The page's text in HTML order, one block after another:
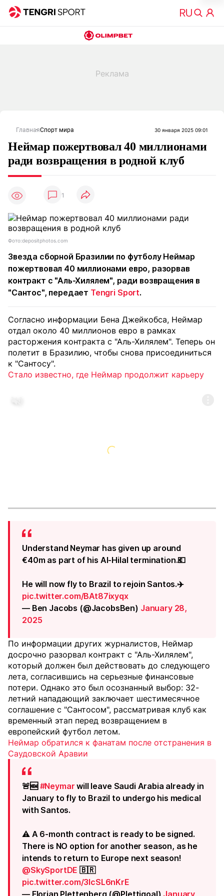
ГлавнаяСпорт мира 30 января 2025 09:01
Неймар пожертвовал 40 миллионами
ради возвращения в родной клуб
1
Фото:depositphotos.com
Звезда сборной Бразилии по футболу Неймар
пожертвовал 40 миллионами евро, разорвав
контракт с "Аль-Хилялем", ради возвращения в
"Сантос", передает Tengri Sport.
Согласно информации Бена Джейкобса, Неймар
отдал около 40 миллионов евро в рамках
расторжения контракта с "Аль-Хилялем". Теперь он
полетит в Бразилию, чтобы снова присоединиться
к "Сантосу".
Стало известно, где Неймар продолжит карьеру
Understand Neymar has given up around
€40m as part of his Al-Hilal termination.💶
He will now fly to Brazil to rejoin Santos.✈️
pic.twitter.com/BAt87ixyqx
— Ben Jacobs (@JacobsBen) January 28,
2025
По информации других журналистов, Неймар
досрочно разорвал контракт с "Аль-Хилялем",
который должен был действовать до следующего
лета, согласившись на серьезные финансовые
потери. Однако это был осознанный выбор: 32-
летний нападающий заключает шестимесячное
соглашение с "Сантосом", рассматривая клуб как
временный этап перед возвращением в
европейский футбол летом.
Неймар обратился к фанатам после отстранения в
Саудовской Аравии
🚨🆕 #Neymar will leave Saudi Arabia already in
January to fly to Brazil to undergo his medical
with Santos.
⚠️ A 6-month contract is ready to be signed.
There is NO option for another season, as he
intends to return to Europe next season!
@SkySportDE 🇧🇷
pic.twitter.com/3lcSL6nKrE
— Florian Plettenberg (@Plettigoal) January